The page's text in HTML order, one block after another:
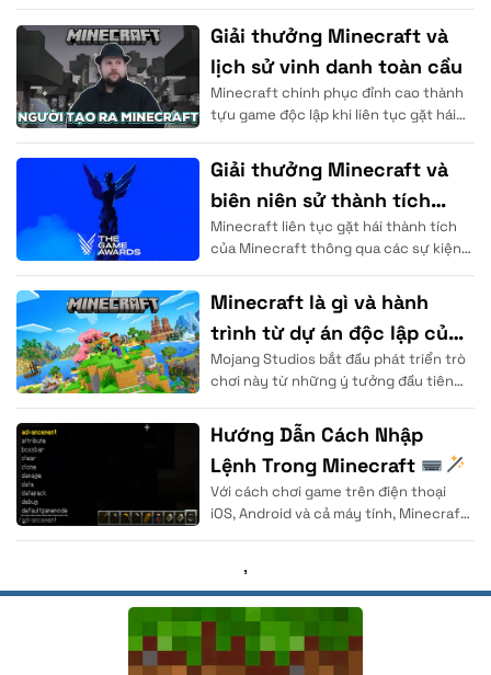
cộng đồng. Người chơi sử
Giải thưởng Minecraft và
lịch sử vinh danh toàn cầu
Minecraft chinh phục đỉnh cao thành
tựu game độc lập khi liên tục gặt hái
Giải thưởng Minecraft và
biên niên sử thành tích
vang dội
Minecraft liên tục gặt hái thành tích
của Minecraft thông qua các sự kiện
giới. Mojang Studios đã chứng minh
Minecraft là gì và hành
trình từ dự án độc lập của
Notch
Mojang Studios bắt đầu phát triển trò
chơi này từ những ý tưởng đầu tiên
nước Thụy Điển.
Hướng Dẫn Cách Nhập
Lệnh Trong Minecraft
| Cho Người Mới
Với cách chơi game trên điện thoại
iOS, Android và cả máy tính, Minecraft
,